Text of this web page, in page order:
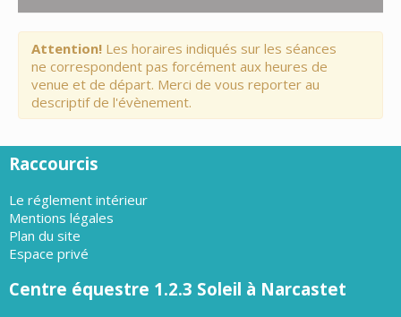
Attention! Les horaires indiqués sur les séances
ne correspondent pas forcément aux heures de
venue et de départ. Merci de vous reporter au
descriptif de l'évènement.
Raccourcis
Le réglement intérieur
Mentions légales
Plan du site
Espace privé
Centre équestre 1.2.3 Soleil à Narcastet